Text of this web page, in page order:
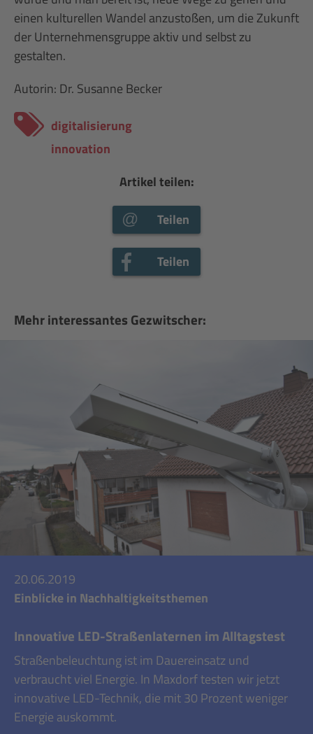
einen kulturellen Wandel anzustoßen, um die Zukunft
der Unternehmensgruppe aktiv und selbst zu
gestalten.
Autorin: Dr. Susanne Becker
digitalisierung
innovation
Artikel teilen:
Teilen
Teilen
Mehr interessantes Gezwitscher:
20.06.2019
Einblicke in Nachhaltigkeitsthemen
Innovative LED-Straßenlaternen im Alltagstest
Straßenbeleuchtung ist im Dauereinsatz und
verbraucht viel Energie. In Maxdorf testen wir jetzt
innovative LED-Technik, die mit 30 Prozent weniger
Energie auskommt.